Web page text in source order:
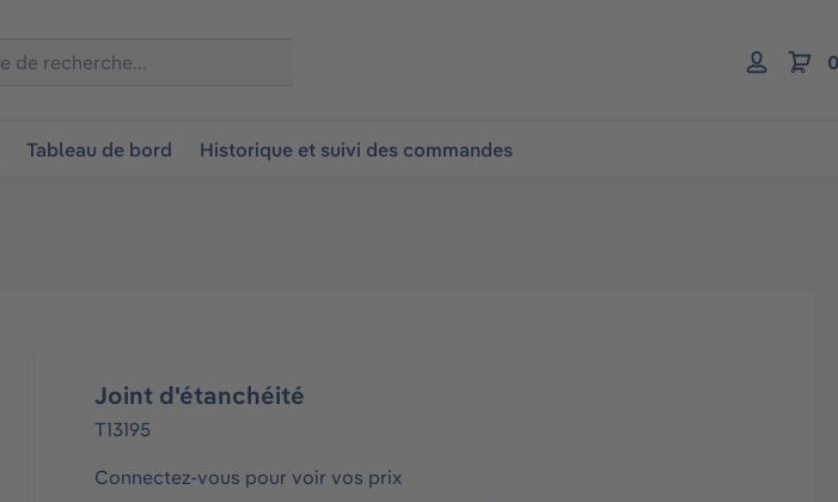
Tableau de bord Historique et suivi des commandes
Joint d'étanchéité
T13195
Connectez-vous pour voir vos prix